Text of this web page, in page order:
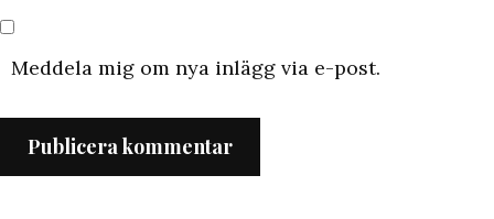
Meddela mig om nya inlägg via e-post.